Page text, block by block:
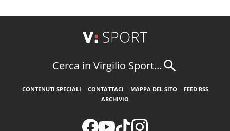
Cerca in Virgilio Sport...
CONTENUTI SPECIALI CONTATTACI MAPPA DEL SITO
FEED RSS
ARCHIVIO